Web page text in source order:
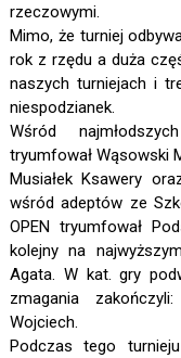
rzeczowymi.
Mimo, że turniej
rok z rzędu a duża
naszych turniejach i
niespodzianek.
Wśród
tryumfował Wąsowski
Musiałek Ksawery
wśród adeptów ze
OPEN tryumfował
kolejny na
Agata. W kat. gry
zmagania
Wojciech.
Podczas tego